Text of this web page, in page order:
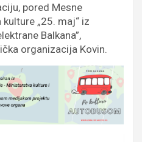
pored Mesne
„25. maj“ iz
Balkana”,
organizacija Kovin.